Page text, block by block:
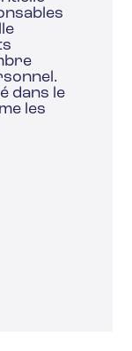
dans le
les